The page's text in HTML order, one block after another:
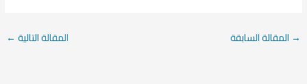
→ المقالة السابقة المقالة التالية←